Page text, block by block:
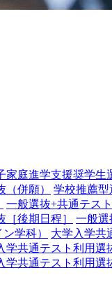
家庭進学支援奨学生
（併願） 学校推薦型
一般選抜+共通テス
［後期日程］
一般選
学科）
大学入学共
学共通テスト利用選
学共通テスト利用選